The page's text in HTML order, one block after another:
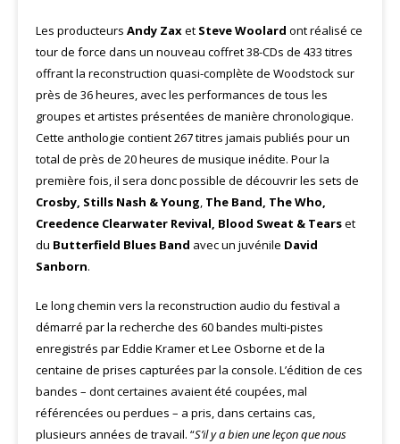
Les producteurs Andy Zaxet Steve Woolard ont réalisé ce
tour de force dans un nouveau coffret 38-CDs de 433 titres
offrant la reconstruction quasi-complète de Woodstock sur
près de 36 heures, avec les performances de tous les
groupes et artistes présentées de manière chronologique.
Cette anthologie contient 267 titres jamais publiés pour un
total de près de 20 heures de musique inédite. Pour la
première fois, il sera donc possible de découvrir les sets de
Crosby, Stills Nash & Young, The Band, The Who,
Creedence Clearwater Revival, Blood Sweat & Tearset
du Butterfield Blues Band avec un juvénile David
Sanborn.
Le long chemin vers la reconstruction audio du festival a
démarré par la recherche des 60 bandes multi-pistes
enregistrés par Eddie Kramer et Lee Osborne et de la
centaine de prises capturées par la console. L’édition de ces
bandes – dont certaines avaient été coupées, mal
référencées ou perdues – a pris, dans certains cas,
plusieurs années de travail. “S’il y a bien une leçon que nous